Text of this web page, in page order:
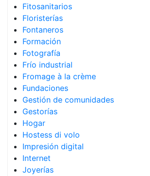
Fitosanitarios
Floristerías
Fontaneros
Formación
Fotografía
Frío industrial
Fromage à la crème
Fundaciones
Gestión de comunidades
Gestorías
Hogar
Hostess di volo
Impresión digital
Internet
Joyerías